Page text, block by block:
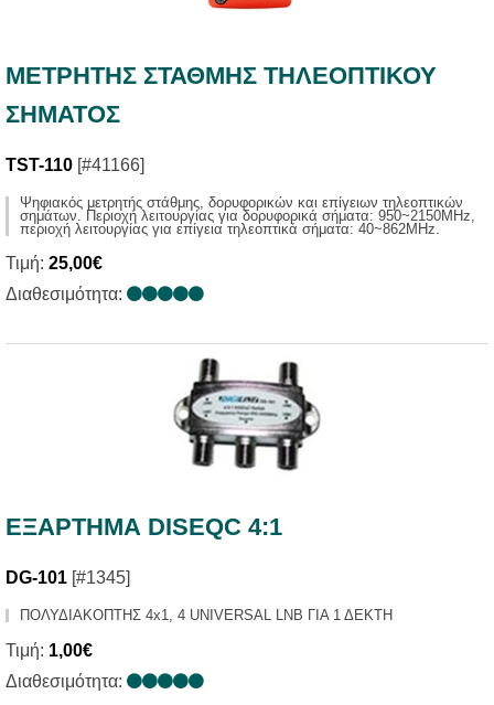
ΜΕΤΡΗΤΗΣ ΣΤΑΘΜΗΣ ΤΗΛΕΟΠΤΙΚΟΥ
ΣΗΜΑΤΟΣ
TST-110 [#41166]
Ψηφιακός μετρητής στάθμης, δορυφορικών και επίγειων τηλεοπτικών
σημάτων. Περιοχή λειτουργίας για δορυφορικά σήματα: 950~2150MHz,
περιοχή λειτουργίας για επίγεια τηλεοπτικά σήματα: 40~862MHz.
Τιμή: 25,00€
Διαθεσιμότητα:
ΕΞΑΡΤΗΜΑ DISEQC 4:1
DG-101 [#1345]
ΠΟΛΥΔΙΑΚΟΠΤΗΣ 4x1, 4 UNIVERSAL LNB ΓΙΑ 1 ΔΕΚΤΗ
Τιμή: 1,00€
Διαθεσιμότητα: